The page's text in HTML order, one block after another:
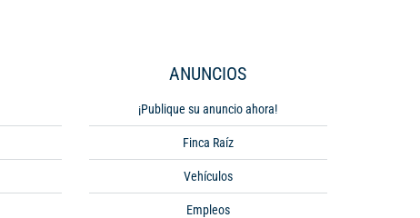
ANUNCIOS
¡Publique su anuncio ahora!
Finca Raíz
Vehículos
Empleos